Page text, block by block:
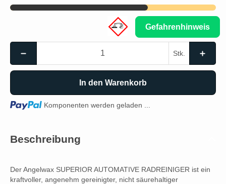
Gefahrenhinweis
Stk.
In den Warenkorb
Loading... Komponenten werden geladen ...
Beschreibung
Der Angelwax SUPERIOR AUTOMATIVE RADREINIGER ist ein
kraftvoller, angenehm gereinigter, nicht säurehaltiger